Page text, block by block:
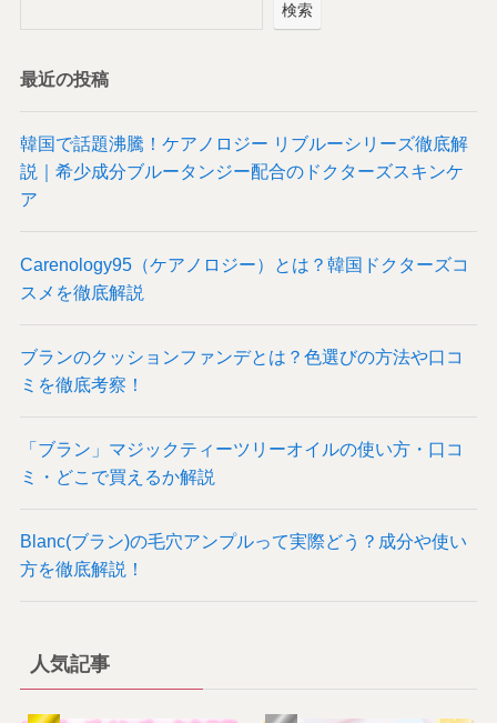
検索
最近の投稿
韓国で話題沸騰！ケアノロジー リブルーシリーズ徹底解
説｜希少成分ブルータンジー配合のドクターズスキンケ
ア
Carenology95（ケアノロジー）とは？韓国ドクターズコ
スメを徹底解説
ブランのクッションファンデとは？色選びの方法や口コ
ミを徹底考察！
「ブラン」マジックティーツリーオイルの使い方・口コ
ミ・どこで買えるか解説
Blanc(ブラン)の毛穴アンプルって実際どう？成分や使い
方を徹底解説！
人気記事